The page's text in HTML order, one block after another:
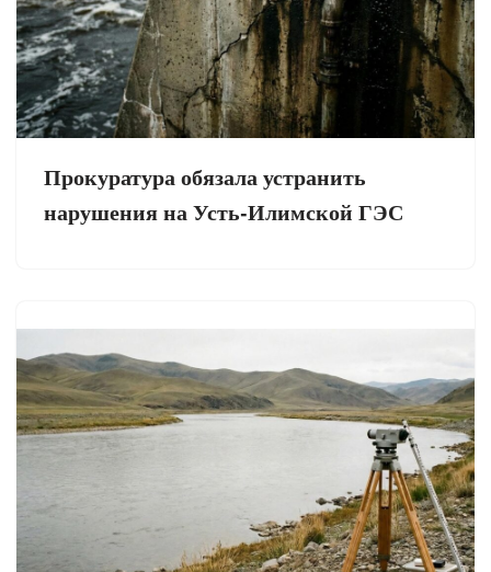
Прокуратура обязала устранить
нарушения на Усть-Илимской ГЭС